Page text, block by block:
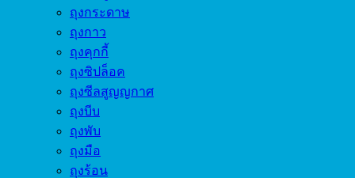
ถุงกระดาษ
ถุงกาว
ถุงคุกกี้
ถุงซิปล็อค
ถุงซีลสูญญกาศ
ถุงบีบ
ถุงพับ
ถุงมือ
ถุงร้อน